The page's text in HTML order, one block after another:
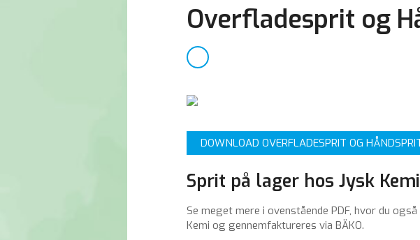
Overfladesprit og
DOWNLOAD OVERFLADESPRIT OG
Sprit på lager hos Jysk Kemi
Se meget mere i ovenstående PDF, hvor du
Kemi og gennemfaktureres via BÄKO.